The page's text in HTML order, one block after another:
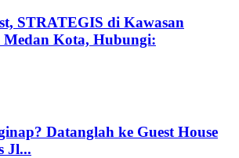
STRATEGIS di Kawasan
Medan Kota, Hubungi:
Datanglah ke Guest House
Jl...